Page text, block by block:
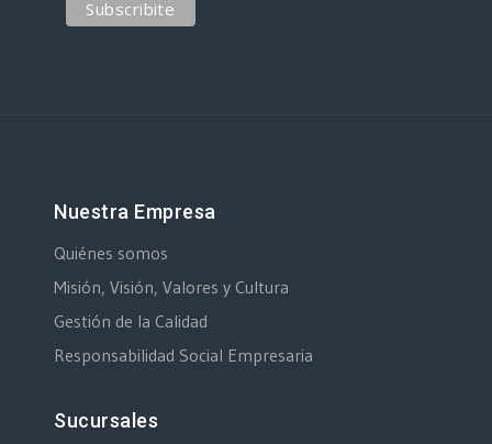
Nuestra Empresa
Quiénes somos
Misión, Visión, Valores y Cultura
Gestión de la Calidad
Responsabilidad Social Empresaria
Sucursales